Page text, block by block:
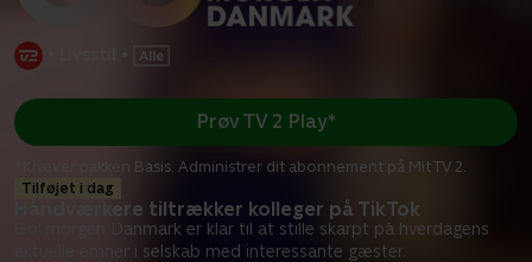
Tilføjet i dag
Håndværkere tiltrækker kolleger på TikTok
Go' morgen Danmark er klar til at stille skarpt på hverdagens
aktuelle emner i selskab med interessante gæster.
Prøv TV 2 Play*
*Kræver pakken Basis. Administrer dit abonnement på Mit TV 2.